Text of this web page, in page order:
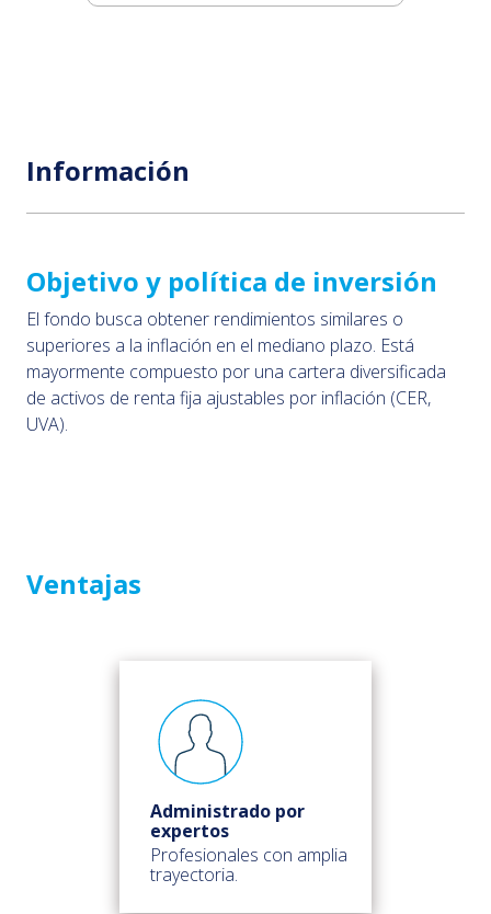
Información
Objetivo y política de inversión
El fondo busca obtener rendimientos similares o
superiores a la inflación en el mediano plazo. Está
mayormente compuesto por una cartera diversificada
de activos de renta fija ajustables por inflación (CER,
UVA).
Ventajas
Administrado por
expertos
Profesionales con amplia
trayectoria.